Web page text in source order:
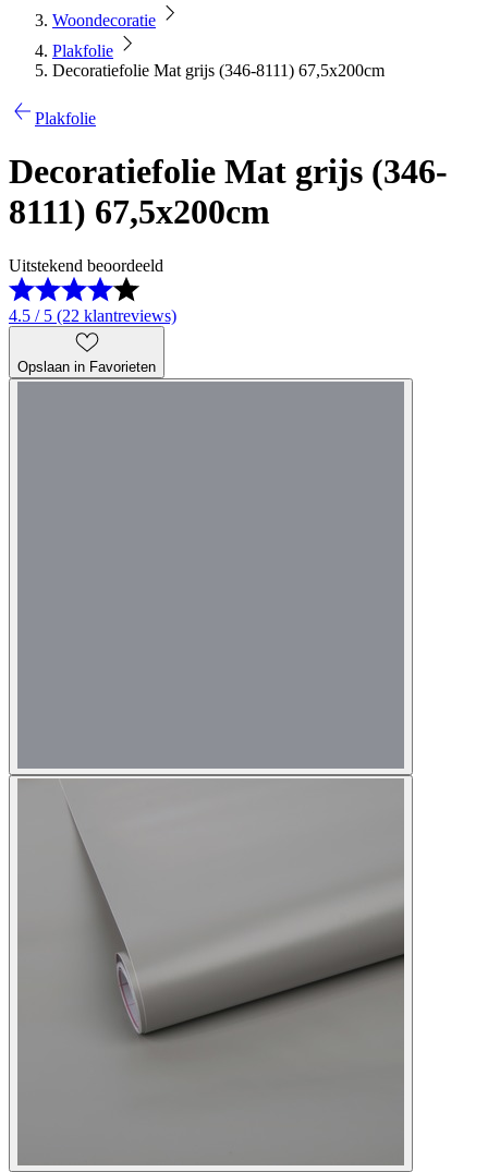
Woondecoratie
Plakfolie
Decoratiefolie Mat grijs (346-8111) 67,5x200cm
Plakfolie
Decoratiefolie Mat grijs (346-
8111) 67,5x200cm
Uitstekend beoordeeld
4.5 / 5 (22 klantreviews)
Opslaan in Favorieten